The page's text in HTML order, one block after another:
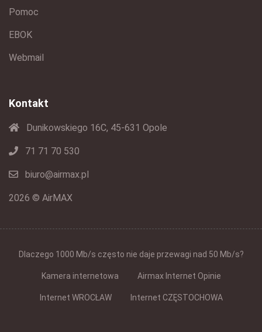
Pomoc
EBOK
Webmail
Kontakt
Dunikowskiego 16C, 45-631 Opole
71 71 70 530
biuro@airmax.pl
2026 © AirMAX
Dlaczego 1000 Mb/s często nie daje przewagi nad 50 Mb/s?
Kamera internetowa Airmax Internet Opinie
Internet WROCŁAW Internet CZĘSTOCHOWA